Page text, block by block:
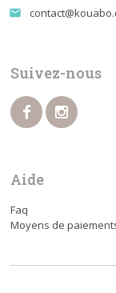
email
Suivez-nous
Aide
Faq
Moyens de